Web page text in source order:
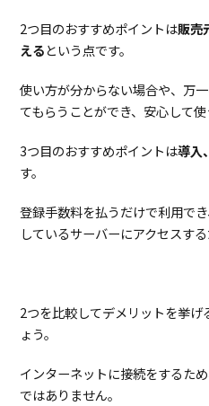
2つ目のおすすめポイントは販売
えるという点です。
使い方が分からない場合や、万
てもらうことができ、安心して
3つ目のおすすめポイントは導入
す。
登録手数料を払うだけで利用で
しているサーバーにアクセスす
2つを比較してデメリットを挙
ょう。
インターネットに接続をするた
ではありません。